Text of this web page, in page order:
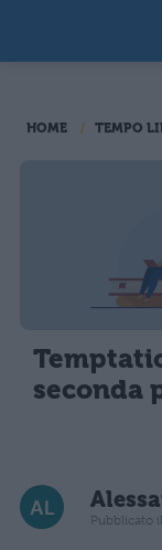
HOME TEMPO
seconda
Pubblicato